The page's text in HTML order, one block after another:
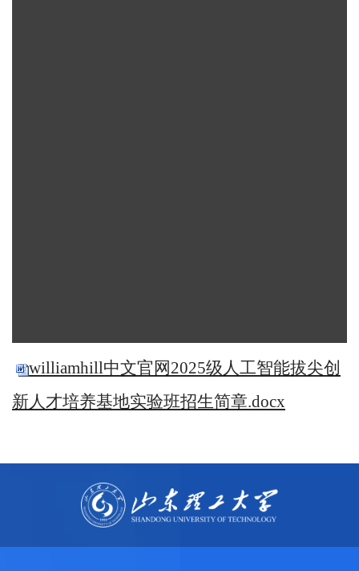
williamhill中文官网2025级人工智能拔尖创
新人才培养基地实验班招生简章.docx